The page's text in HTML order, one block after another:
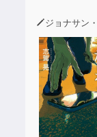
ジョナサン・ス